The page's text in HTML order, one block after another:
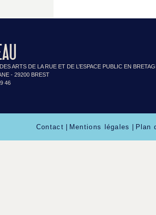
ARTS DE LA RUE ET DE L’ESPACE PUBLIC EN
- 29200 BREST
46
Contact Mentions légales Plan